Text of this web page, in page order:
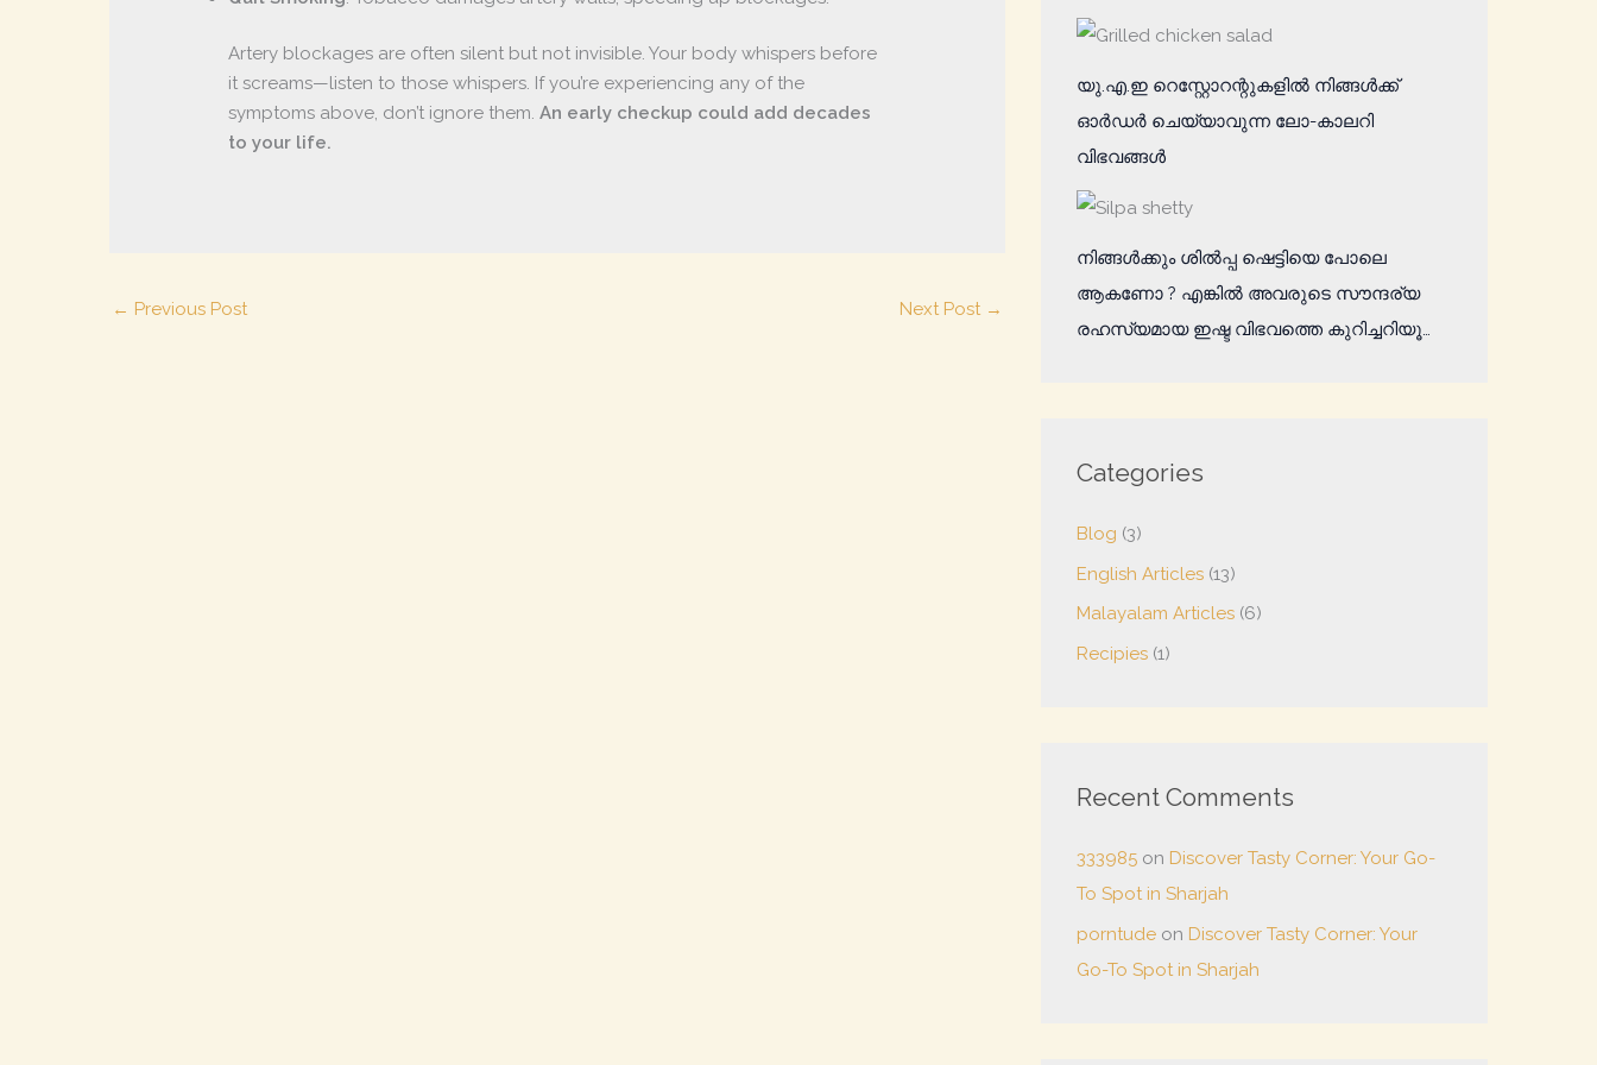
Artery blockages are often silent but not invisible. Your body whispers before
it screams—listen to those whispers. If you’re experiencing any of the
symptoms above, don’t ignore them.An early checkup could add decades
to your life.
← Previous Post Next Post →
യു.എ.ഇ റെസ്റ്റോറന്റുകളിൽ നിങ്ങൾക്ക്
ഓർഡർ ചെയ്യാവുന്ന ലോ-കാലറി
വിഭവങ്ങൾ
നിങ്ങള്‍ക്കും ശില്‍പ്പ ഷെട്ടിയെ പോലെ
ആകണോ ? എങ്കില്‍ അവരുടെ സൗന്ദര്യ
രഹസ്യമായ ഇഷ്ട വിഭവത്തെ കുറിച്ചറിയൂ…
Categories
Blog (3)
English Articles (13)
Malayalam Articles (6)
Recipies (1)
Recent Comments
333985 on Discover Tasty Corner: Your Go-
To Spot in Sharjah
porntude on Discover Tasty Corner: Your
Go-To Spot in Sharjah